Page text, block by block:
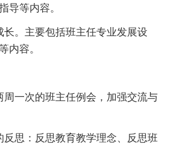
导等内容。
长。主要包括班主任专业发展设
内容。
周一次的班主任例会，加强交流与
反思：反思教育教学理念、反思班